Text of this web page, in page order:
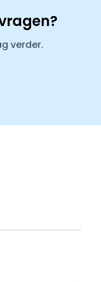
verder.